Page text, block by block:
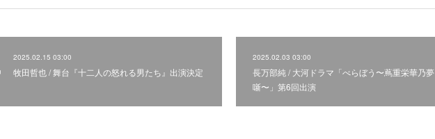
2025.02.15 03:00
牧田哲也 / 舞台『十二人の怒れる男たち』出演決定
2025.02.03 03:00
長万部純 / 大河ドラマ「べらぼう〜蔦重栄華乃夢
噺〜」第6回出演